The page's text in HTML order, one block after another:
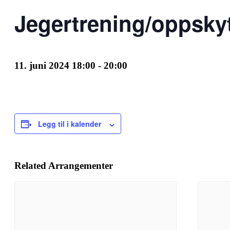
Jegertrening/
11. juni 2024 18:00 - 20:00
Legg til i kalender
Related Arrangementer